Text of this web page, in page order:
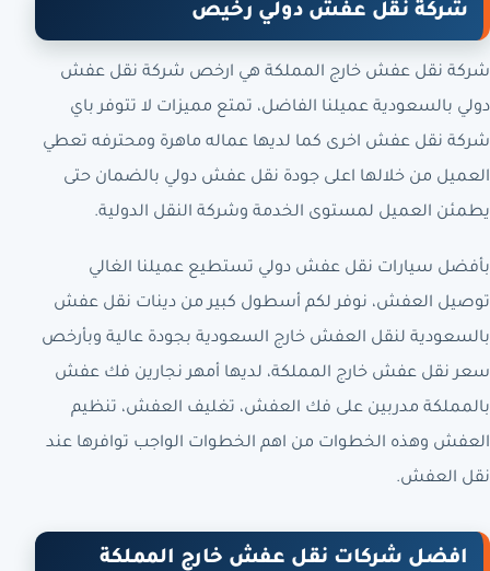
شركة نقل عفش دولي رخيص
شركة نقل عفش خارج المملكة هي ارخص شركة نقل عفش
دولي بالسعودية عميلنا الفاضل، تمتع مميزات لا تتوفر باي
شركة نقل عفش اخرى كما لديها عماله ماهرة ومحترفه تعطي
العميل من خلالها اعلى جودة نقل عفش دولي بالضمان حتى
يطمئن العميل لمستوى الخدمة وشركة النقل الدولية.
بأفضل سيارات نقل عفش دولي تستطيع عميلنا الغالي
توصيل العفش، نوفر لكم أسطول كبير من دينات نقل عفش
بالسعودية لنقل العفش خارج السعودية بجودة عالية وبأرخص
سعر نقل عفش خارج المملكة، لديها أمهر نجارين فك عفش
بالمملكة مدربين على فك العفش، تغليف العفش، تنظيم
العفش وهذه الخطوات من اهم الخطوات الواجب توافرها عند
نقل العفش.
افضل شركات نقل عفش خارج المملكة